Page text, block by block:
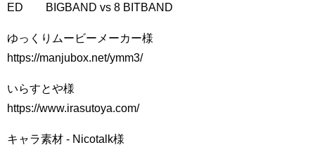
ED BIGBAND vs 8 BITBAND
ゆっくりムービーメーカー様
https://manjubox.net/ymm3/
いらすとや様
https://www.irasutoya.com/
キャラ素材 - Nicotalk様